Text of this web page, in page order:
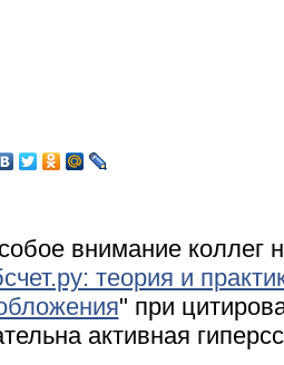
внимание коллег
теория и
" при
активная